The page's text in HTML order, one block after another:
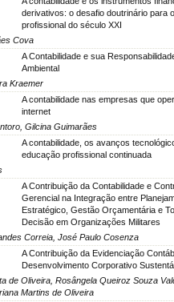
derivativos: o desafio doutrinário para o
profissional do século XXI
Cova
A Contabilidade e sua
Ambiental
Kraemer
A contabilidade nas empresas que
internet
Gilcina Guimarães
A contabilidade, os avanços
educação profissional continuada
A Contribuição da Contabilidade e
Gerencial na Integração entre
Estratégico, Gestão Orçamentária e
Decisão em Organizações Militares
Correia, José Paulo Cosenza
A Contribuição da Evidenciação
Desenvolvimento Corporativo
de Oliveira, Rosângela Queiroz Souza
Martins de Oliveira